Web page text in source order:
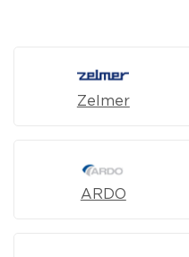
Zelmer
ARDO